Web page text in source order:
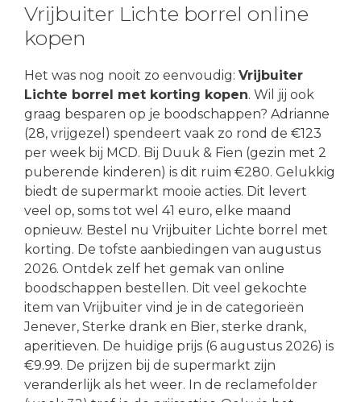
Vrijbuiter Lichte borrel online
kopen
Het was nog nooit zo eenvoudig: Vrijbuiter
Lichte borrel met korting kopen. Wil jij ook
graag besparen op je boodschappen? Adrianne
(28, vrijgezel) spendeert vaak zo rond de €123
per week bij MCD. Bij Duuk & Fien (gezin met 2
puberende kinderen) is dit ruim €280. Gelukkig
biedt de supermarkt mooie acties. Dit levert
veel op, soms tot wel 41 euro, elke maand
opnieuw. Bestel nu Vrijbuiter Lichte borrel met
korting. De tofste aanbiedingen van augustus
2026. Ontdek zelf het gemak van online
boodschappen bestellen. Dit veel gekochte
item van Vrijbuiter vind je in de categorieën
Jenever, Sterke drank en Bier, sterke drank,
aperitieven. De huidige prijs (6 augustus 2026) is
€9.99. De prijzen bij de supermarkt zijn
veranderlijk als het weer. In de reclamefolder